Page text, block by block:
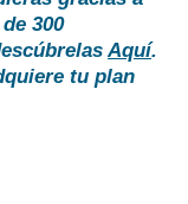
300
Aquí.
tu plan